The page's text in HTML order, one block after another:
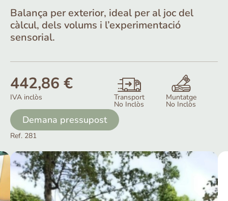
Balança per exterior, ideal per al joc del
càlcul, dels volums i l’experimentació
sensorial.
442,86 €
IVA inclòs Transport
No Inclòs
Muntatge
No Inclòs
Demana pressupost
Ref. 281